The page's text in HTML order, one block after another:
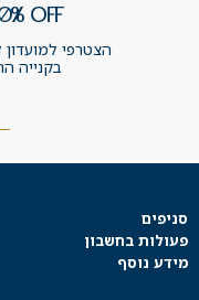
OFF
הצטרפי למועדון
בקנייה
סניפים
פעולות בחשבון
מידע נוסף